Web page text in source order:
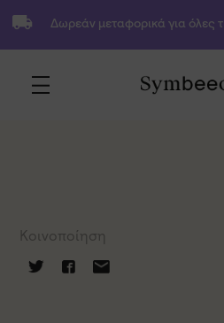
Δωρεάν μεταφορικά για όλες
Κοινοποίηση